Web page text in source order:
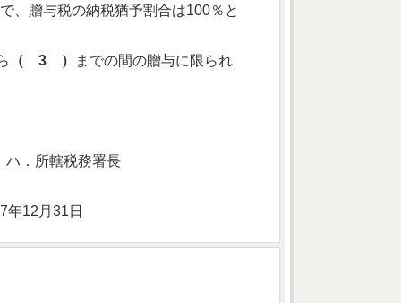
で、贈与税の納税猶予割合は100％と
（ 3 ） までの間の贈与に限られ
．所轄税務署長
12月31日